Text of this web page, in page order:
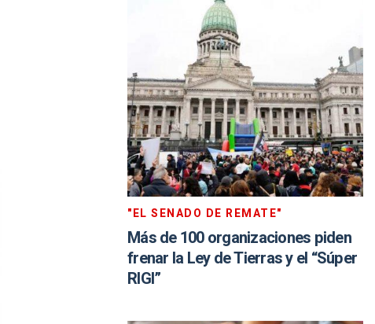
"EL SENADO DE REMATE"
Más de 100 organizaciones piden
frenar la Ley de Tierras y el “Súper
RIGI”